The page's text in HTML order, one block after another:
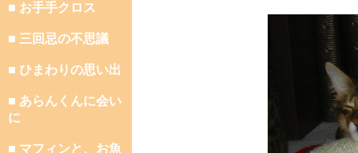
■ お手手クロス
■ 三回忌の不思議
■ ひまわりの思い出
■ あらんくんに会い
に
■ マフィンと、お魚